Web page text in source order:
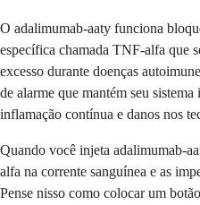
O adalimumab-aaty funciona
específica chamada TNF-alfa que
excesso durante doenças
de alarme que mantém seu
inflamação contínua e danos nos
Quando você injeta adalimumab-
alfa na corrente sanguínea e as
Pense nisso como colocar um